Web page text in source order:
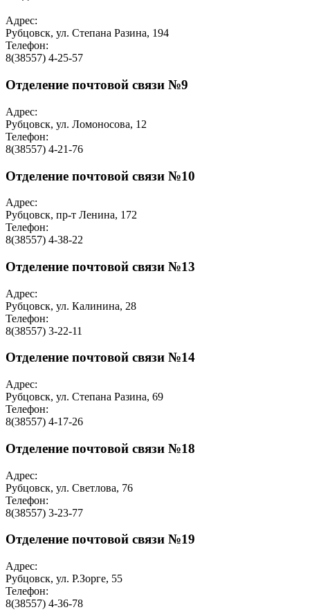
Адрес:
Рубцовск, ул. Степана Разина, 194
Телефон:
8(38557) 4-25-57
Отделение почтовой связи №9
Адрес:
Рубцовск, ул. Ломоносова, 12
Телефон:
8(38557) 4-21-76
Отделение почтовой связи №10
Адрес:
Рубцовск, пр-т Ленина, 172
Телефон:
8(38557) 4-38-22
Отделение почтовой связи №13
Адрес:
Рубцовск, ул. Калинина, 28
Телефон:
8(38557) 3-22-11
Отделение почтовой связи №14
Адрес:
Рубцовск, ул. Степана Разина, 69
Телефон:
8(38557) 4-17-26
Отделение почтовой связи №18
Адрес:
Рубцовск, ул. Светлова, 76
Телефон:
8(38557) 3-23-77
Отделение почтовой связи №19
Адрес:
Рубцовск, ул. Р.Зорге, 55
Телефон:
8(38557) 4-36-78